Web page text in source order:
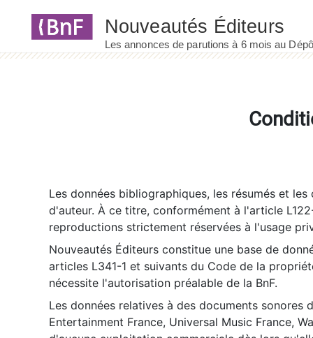
Les données bibliographiques, les résumés et
d'auteur. À ce titre, conformément à l'article
reproductions strictement réservées à l'usage
Nouveautés Éditeurs constitue une base de
articles L341-1 et suivants du Code de la
nécessite l'autorisation préalable de la BnF.
Les données relatives à des documents sonores
Entertainment France, Universal Music France,